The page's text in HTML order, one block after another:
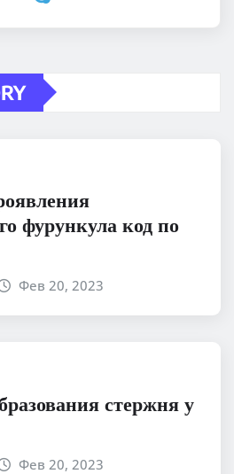
фурункула код по
Фев 20, 2023
стержня у
Фев 20, 2023